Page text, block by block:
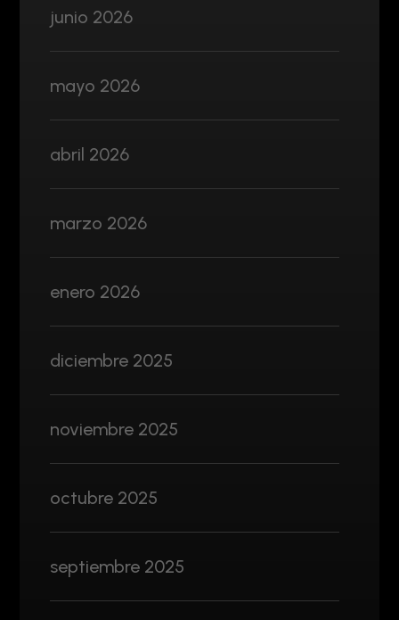
junio 2026
mayo 2026
abril 2026
marzo 2026
enero 2026
diciembre 2025
noviembre 2025
octubre 2025
septiembre 2025